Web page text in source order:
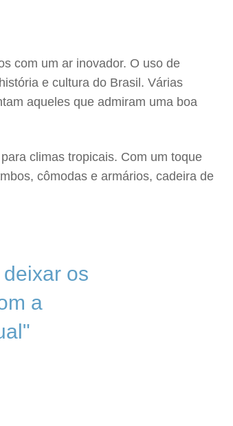
com um ar inovador. O uso de
e cultura do Brasil. Várias
aqueles que admiram uma boa
climas tropicais. Com um toque
cômodas e armários, cadeira de
os
a